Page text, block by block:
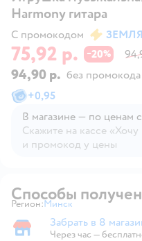
Harmony гитара
С промокодом
75,92 р. −20%
94,90 р. без промокода
+0,95
В магазине — по ценам
Скажите на кассе «Хочу
и промокод у цены
Способы
Регион: Выбор адреса
Минск
Забрать в магазине
Забрать в 8
Через час —